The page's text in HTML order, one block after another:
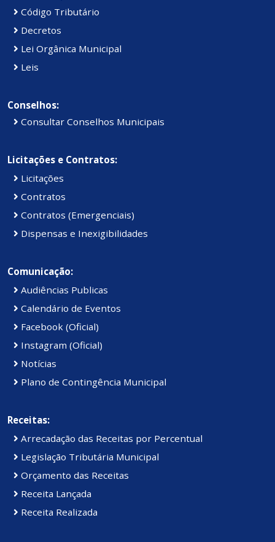
Código Tributário
Decretos
Lei Orgânica Municipal
Leis
Conselhos:
Consultar Conselhos Municipais
Licitações e Contratos:
Licitações
Contratos
Contratos (Emergenciais)
Dispensas e Inexigibilidades
Comunicação:
Audiências Publicas
Calendário de Eventos
Facebook (Oficial)
Instagram (Oficial)
Notícias
Plano de Contingência Municipal
Receitas:
Arrecadação das Receitas por Percentual
Legislação Tributária Municipal
Orçamento das Receitas
Receita Lançada
Receita Realizada